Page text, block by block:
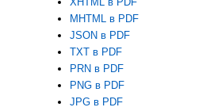
MHTML в PDF
JSON в PDF
TXT в PDF
PRN в PDF
PNG в PDF
JPG в PDF